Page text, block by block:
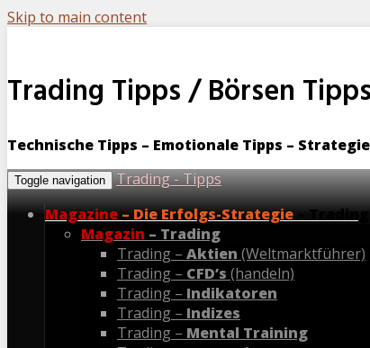
Skip to main content
Trading Tipps / Börsen
Technische Tipps – Emotionale Tipps –
Toggle navigation
Trading - Tipps
Magazine – Die Erfolgs-Strategie – Trading
Magazin – Trading
Trading – Aktien (Weltmarktführer)
Trading – CFD’s (handeln)
Trading – Indikatoren
Trading – Indizes
Trading – Mental Training